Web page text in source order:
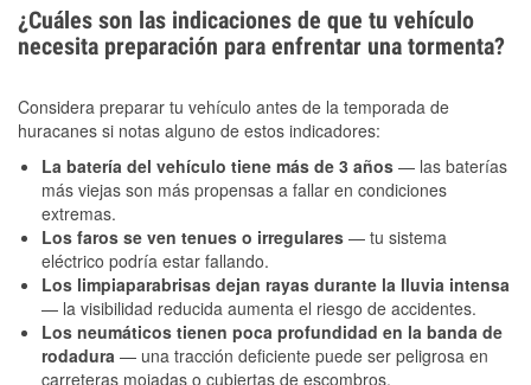
¿Cuáles son las indicaciones de que tu vehículo
necesita preparación para enfrentar una tormenta?
Considera preparar tu vehículo antes de la temporada de
huracanes si notas alguno de estos indicadores:
La batería del vehículo tiene más de 3 años — las baterías
más viejas son más propensas a fallar en condiciones
extremas.
Los faros se ven tenues o irregulares — tu sistema
eléctrico podría estar fallando.
Los limpiaparabrisas dejan rayas durante la lluvia intensa
— la visibilidad reducida aumenta el riesgo de accidentes.
Los neumáticos tienen poca profundidad en la banda de
rodadura — una tracción deficiente puede ser peligrosa en
carreteras mojadas o cubiertas de escombros.